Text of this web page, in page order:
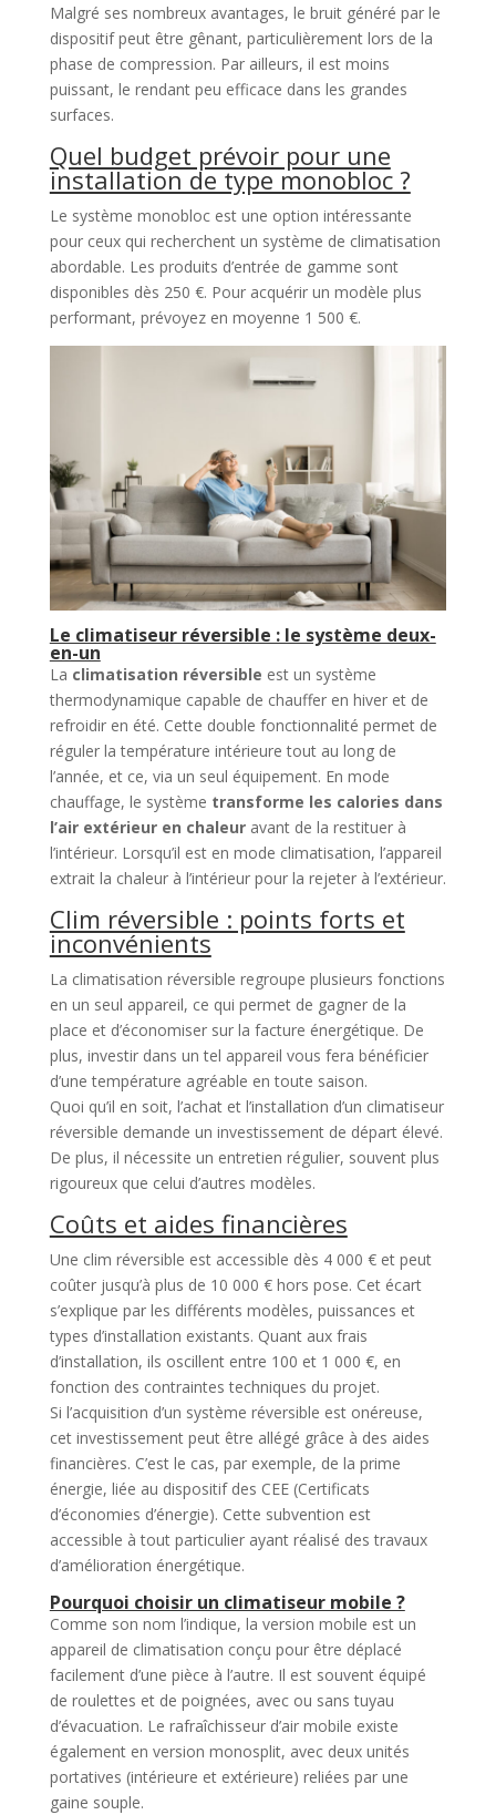
Malgré ses nombreux avantages, le bruit généré par le
dispositif peut être gênant, particulièrement lors de la
phase de compression. Par ailleurs, il est moins
puissant, le rendant peu efficace dans les grandes
surfaces.
Quel budget prévoir pour une
installation de type monobloc ?
Le système monobloc est une option intéressante
pour ceux qui recherchent un système de climatisation
abordable. Les produits d’entrée de gamme sont
disponibles dès 250 €. Pour acquérir un modèle plus
performant, prévoyez en moyenne 1 500 €.
Le climatiseur réversible : le système deux-
en-un
La climatisation réversible est un système
thermodynamique capable de chauffer en hiver et de
refroidir en été. Cette double fonctionnalité permet de
réguler la température intérieure tout au long de
l’année, et ce, via un seul équipement. En mode
chauffage, le système transforme les calories dans
l’air extérieur en chaleuravant de la restituer à
l’intérieur. Lorsqu’il est en mode climatisation, l’appareil
extrait la chaleur à l’intérieur pour la rejeter à l’extérieur.
Clim réversible : points forts et
inconvénients
La climatisation réversible regroupe plusieurs fonctions
en un seul appareil, ce qui permet de gagner de la
place et d’économiser sur la facture énergétique. De
plus, investir dans un tel appareil vous fera bénéficier
d’une température agréable en toute saison.
Quoi qu’il en soit, l’achat et l’installation d’un climatiseur
réversible demande un investissement de départ élevé.
De plus, il nécessite un entretien régulier, souvent plus
rigoureux que celui d’autres modèles.
Coûts et aides financières
Une clim réversible est accessible dès 4 000 € et peut
coûter jusqu’à plus de 10 000 € hors pose. Cet écart
s’explique par les différents modèles, puissances et
types d’installation existants. Quant aux frais
d’installation, ils oscillent entre 100 et 1 000 €, en
fonction des contraintes techniques du projet.
Si l’acquisition d’un système réversible est onéreuse,
cet investissement peut être allégé grâce à des aides
financières. C’est le cas, par exemple, de la prime
énergie, liée au dispositif des CEE (Certificats
d’économies d’énergie). Cette subvention est
accessible à tout particulier ayant réalisé des travaux
d’amélioration énergétique.
Pourquoi choisir un climatiseur mobile ?
Comme son nom l’indique, la version mobile est un
appareil de climatisation conçu pour être déplacé
facilement d’une pièce à l’autre. Il est souvent équipé
de roulettes et de poignées, avec ou sans tuyau
d’évacuation. Le rafraîchisseur d’air mobile existe
également en version monosplit, avec deux unités
portatives (intérieure et extérieure) reliées par une
gaine souple.